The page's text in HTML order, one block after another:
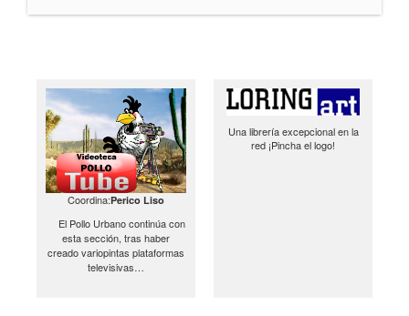
Coordina:Perico Liso
El Pollo Urbano continúa con
esta sección, tras haber
creado variopintas plataformas
televisivas…
Una librería excepcional en la
red ¡Pincha el logo!